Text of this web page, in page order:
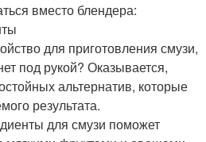
вместо блендера:
для приготовления смузи,
под рукой? Оказывается,
альтернатив, которые
результата.
для смузи поможет